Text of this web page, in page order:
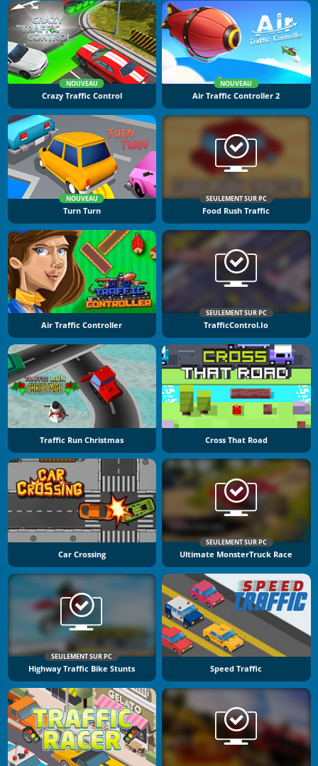
NOUVEAU
Crazy Traffic Control
NOUVEAU
Air Traffic Controller 2
NOUVEAU
Turn Turn
SEULEMENT SUR PC
Food Rush Traffic
Air Traffic Controller
SEULEMENT SUR PC
TrafficControl.io
Traffic Run Christmas Cross That Road
Car Crossing
SEULEMENT SUR PC
Ultimate MonsterTruck Race
SEULEMENT SUR PC
Highway Traffic Bike Stunts Speed Traffic